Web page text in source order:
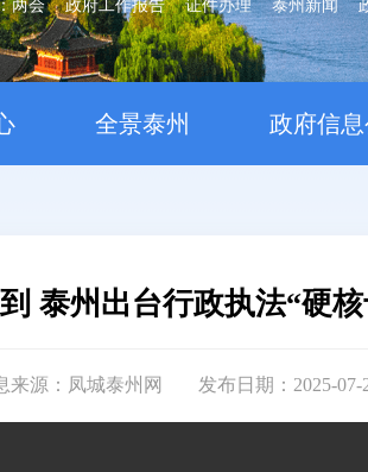
两会 政府工作报告 证件办理 泰州新闻
全景泰州 政府信
泰州出台行政执法“硬
来源：凤城泰州网 发布日期：2025-07-